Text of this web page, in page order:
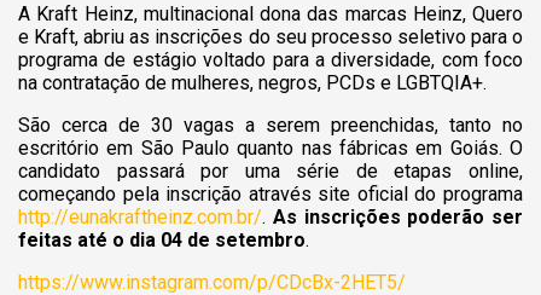
A Kraft Heinz, multinacional dona das marcas Heinz, Quero
e Kraft, abriu as inscrições do seu processo seletivo para o
programa de estágio voltado para a diversidade, com foco
na contratação de mulheres, negros, PCDs e LGBTQIA+.
São cerca de 30 vagas a serem preenchidas, tanto no
escritório em São Paulo quanto nas fábricas em Goiás. O
candidato passará por uma série de etapas online,
começando pela inscrição através site oficial do programa
http://eunakraftheinz.com.br/. As inscrições poderão ser
feitas até o dia 04 de setembro.
https://www.instagram.com/p/CDcBx-2HET5/